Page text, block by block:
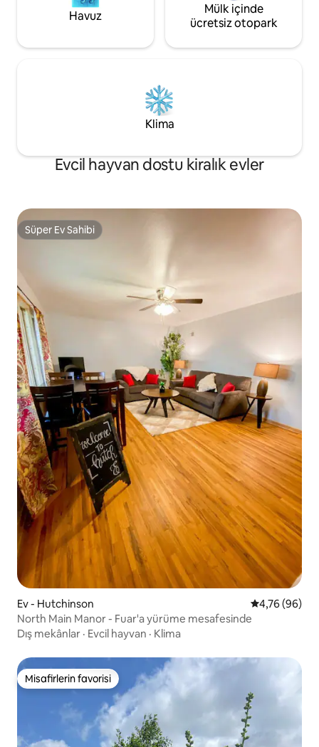
Havuz
Mülk içinde
ücretsiz otopark
Klima
Evcil hayvan dostu kiralık evler
Süper Ev Sahibi
Süper Ev Sahibi
Ev - Hutchinson 5 üzerinden
4,76 (96)
North Main Manor - Fuar'a yürüme mesafesinde
Dış mekânlar · Evcil hayvan · Klima
Misafirlerin favorisi
Misafirlerin favorisi